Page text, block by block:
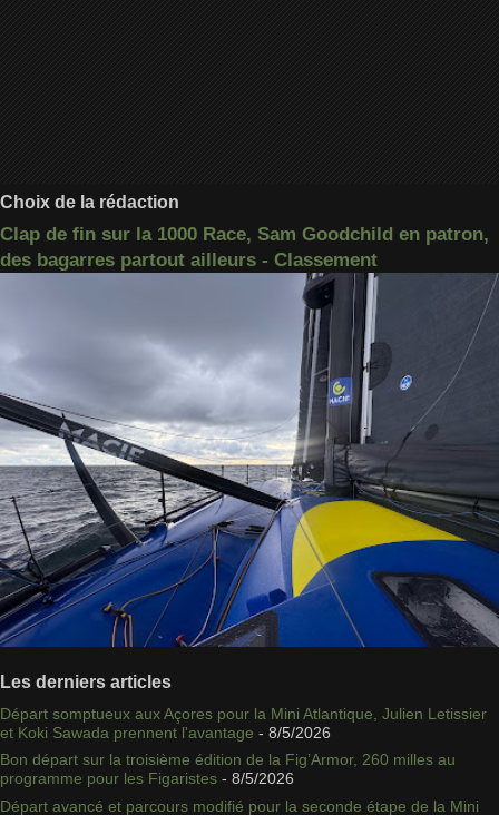
Choix de la rédaction
Clap de fin sur la 1000 Race, Sam Goodchild en patron,
des bagarres partout ailleurs - Classement
Les derniers articles
Départ somptueux aux Açores pour la Mini Atlantique, Julien Letissier
et Koki Sawada prennent l'avantage - 8/5/2026
Bon départ sur la troisième édition de la Fig’Armor, 260 milles au
programme pour les Figaristes - 8/5/2026
Départ avancé et parcours modifié pour la seconde étape de la Mini